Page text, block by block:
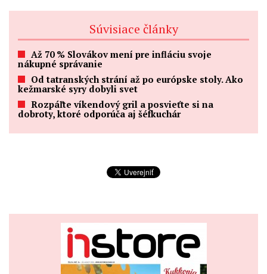
Súvisiace články
Až 70 % Slovákov mení pre infláciu svoje
nákupné správanie
Od tatranských strání až po európske stoly. Ako
kežmarské syry dobyli svet
Rozpáľte víkendový gril a posvieťte si na
dobroty, ktoré odporúča aj šéfkuchár